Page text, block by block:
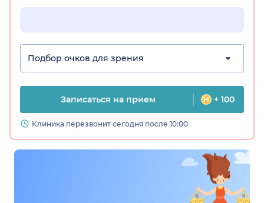
Подбор очков для зрения
Записаться на прием + 100
Клиника перезвонит сегодня после 10:00